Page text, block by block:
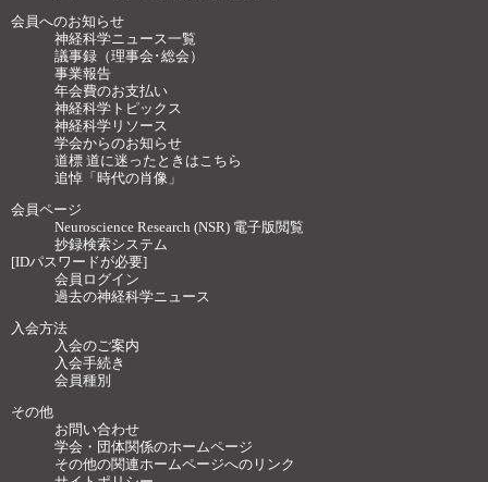
会員へのお知らせ
神経科学ニュース一覧
議事録（理事会･総会）
事業報告
年会費のお支払い
神経科学トピックス
神経科学リソース
学会からのお知らせ
道標 道に迷ったときはこちら
追悼「時代の肖像」
会員ページ
Neuroscience Research (NSR) 電子版閲覧
抄録検索システム
[IDパスワードが必要]
会員ログイン
過去の神経科学ニュース
入会方法
入会のご案内
入会手続き
会員種別
その他
お問い合わせ
学会・団体関係のホームページ
その他の関連ホームページへのリンク